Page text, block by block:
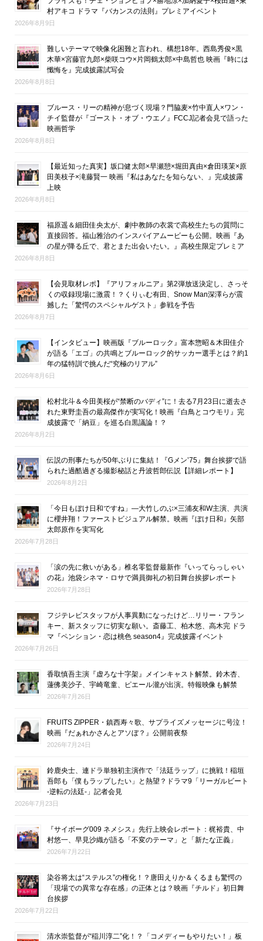
村アキコ ドラマ『バカンスの法則』プレミアイベント
2026年8月9日
難しいテーマで映像化困難と言われ、構想18年。西島秀俊×黒
木華×宮藤官九郎×柴咲コウ×片岡鶴太郎×中島哲也 映画『時には
懺悔を』完成披露試写会
2026年8月8日
ブルース・リーの精神が息づく現場？門脇麦×竹中直人×ワン・
チイ監督が『ゴースト・オブ・ウエノ』FCCJ記者会見で語った
映画哲学
2026年8月8日
【最近知った真実】坂口健太郎×早瀬憩×堀田真由×倉田瑛茉×原
田美枝子×滝藤賢一 映画『私はあなたを知らない、』完成披露
上映
2026年8月8日
福原遥＆細田佳央太が、劇中教師の衣裳で高校生たちの質問に
直接回答。福山雅治のインスパイアムービーも公開。映画『あ
の星が降る丘で、君とまた出会いたい。』高校生限定プレミア
2026年8月8日
【会見取材レポ】『アリフォルニア』第2弾放送決定し、さっそ
くの収録現場に激震！？くりぃむ有田、Snow Man深澤らが震
撼した「驚愕のスペシャルゲスト」参戦を予告
2026年8月7日
【インタビュー】映画版『ブルーロック』富本惣昭＆木田佳介
が語る「エゴ」の共鳴とブルーロック的サッカー選手とは？約1
年の猛特訓で挑んだ“究極のリアル”
2026年8月6日
松村北斗＆今田美桜が“禁断のバディ”に！去る7月23日に逝去さ
れた東野圭吾の最高傑作が実写化！映画『白鳥とコウモリ』完
成披露で「納豆」を巡る白黒議論！？
2026年8月2日
伝説の刑事たちが50年ぶりに集結！『Gメン’75』舞台挨拶で語
られた過酷過ぎる撮影秘話と丹波哲郎伝説【詳細レポート】
2026年8月2日
「今日もぼけ日和ですね」―大竹しのぶ×三浦友和W主演、共演
に櫻井翔！ファーストビジュアル解禁。映画『ぼけ日和』矢部
太郎原作を実写化
2026年7月28日
「涙の先に救いがある」椎名零監督最新作『いってらっしゃい
の花』池袋シネマ・ロサで満員御礼の初日舞台挨拶レポート
2026年7月28日
フジテレビスタッフが人事異動になったけど…リリー・フラン
キー、新スタッフに切実な願い。斎藤工、柏木悠、高木完 ドラ
マ『ペンション・恋は桃色 season4』完成披露イベント
2026年7月26日
香取慎吾主演『虚ろな十字架』メインキャスト解禁。鈴木杏、
蓮佛美沙子、宇崎竜童、ピエール瀧が出演。特報映像も解禁
2026年7月26日
FRUITS ZIPPER・鎮西寿々歌、サプライズメッセージに号泣！
映画『だぁれかさんとアソぼ？』公開前夜祭
2026年7月24日
鈴鹿央士、連ドラ単独初主演作で「法廷ラップ」に挑戦！稲垣
吾郎も「僕もラップしたい」と熱望？ドラマ9「リーガルビート
-逆転の法廷-」記者会見
2026年7月23日
『サイボーグ009 ネメシス』先行上映会レポート：梶裕貴、中
村悠一、早見沙織が語る「不変のテーマ」と「新たな正義」
2026年7月22日
染谷将太は“ステルス”の権化！？唐田えりか＆くるまも驚愕の
「現場での異常な存在感」の正体とは？映画『チルド』初日舞
台挨拶
2026年7月22日
清水崇監督が“稲川淳二”化！？「コメディーもやりたい！」板